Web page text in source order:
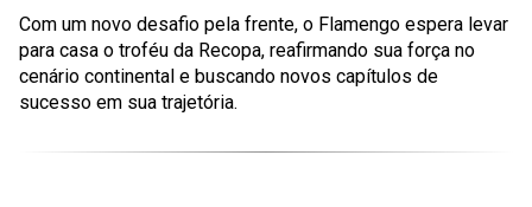
Com um novo desafio pela frente, o Flamengo espera levar
para casa o troféu da Recopa, reafirmando sua força no
cenário continental e buscando novos capítulos de
sucesso em sua trajetória.